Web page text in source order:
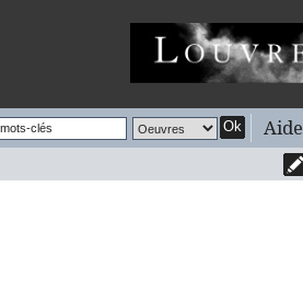
Ok Aide